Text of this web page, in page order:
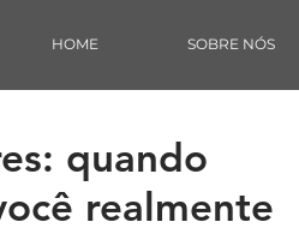
HOME SOBRE NÓS
quando
realmente